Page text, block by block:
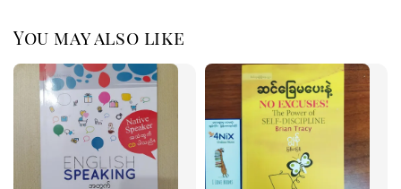
You may also like